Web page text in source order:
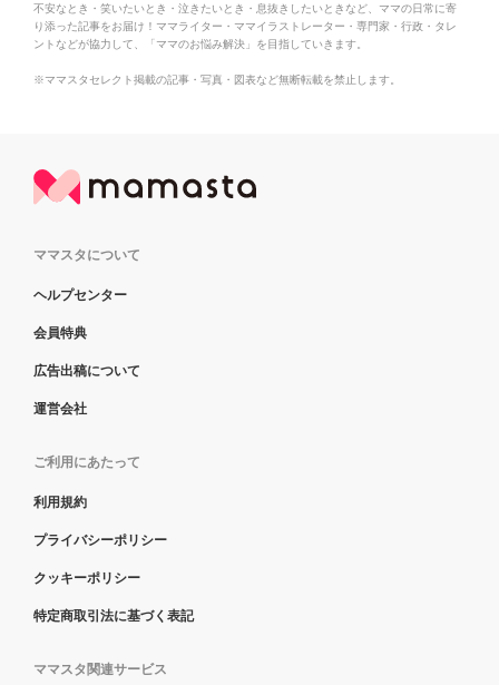
不安なとき・笑いたいとき・泣きたいとき・息抜きしたいときなど、ママの日常に寄
り添った記事をお届け！ママライター・ママイラストレーター・専門家・行政・タレ
ントなどが協力して、「ママのお悩み解決」を目指していきます。
※ママスタセレクト掲載の記事・写真・図表など無断転載を禁止します。
ママスタについて
ヘルプセンター
会員特典
広告出稿について
運営会社
ご利用にあたって
利用規約
プライバシーポリシー
クッキーポリシー
特定商取引法に基づく表記
ママスタ関連サービス